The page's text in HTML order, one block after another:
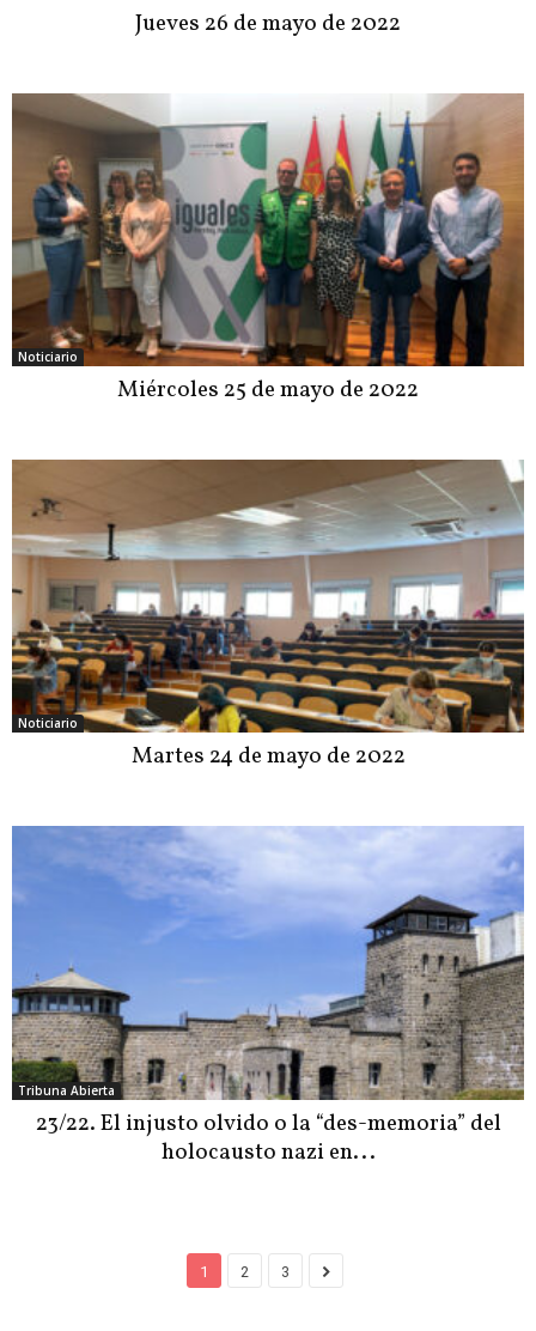
Jueves 26 de mayo de 2022
Noticiario
Miércoles 25 de mayo de 2022
Noticiario
Martes 24 de mayo de 2022
Tribuna Abierta
23/22. El injusto olvido o la “des-memoria” del
holocausto nazi en...
1 2 3